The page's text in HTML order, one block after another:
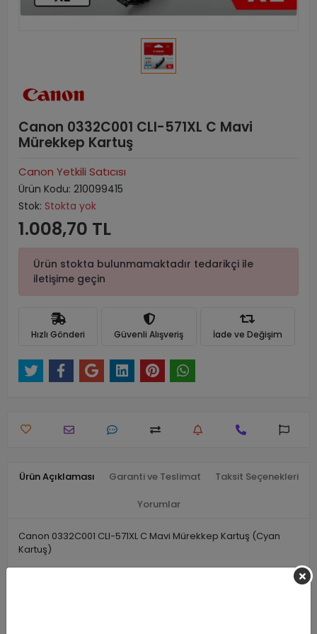
Canon 0332C001 CLI-571XL C Mavi
Mürekkep Kartuş
Canon Yetkili Satıcısı
Ürün Kodu: 210099415
Stok: Stokta yok
1.008,70 TL
Ürün stokta bulunmamaktadır tedarikçi ile
iletişime geçin
Hızlı Gönderi Güvenli Alışveriş İade ve Değişim
Ürün Açıklaması Garanti ve Teslimat Taksit Seçenekleri
Yorumlar
Canon 0332C001 CLI-571XL C Mavi Mürekkep Kartuş (Cyan
Kartuş)